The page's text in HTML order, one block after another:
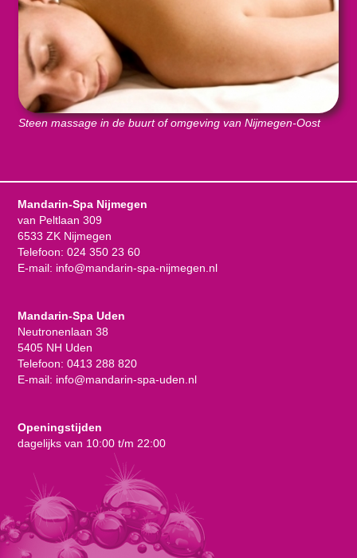
Steen massage in de buurt of omgeving van Nijmegen-Oost
Mandarin-Spa Nijmegen
van Peltlaan 309
6533 ZK Nijmegen
Telefoon: 024 350 23 60
E-mail: info@mandarin-spa-nijmegen.nl
Mandarin-Spa Uden
Neutronenlaan 38
5405 NH Uden
Telefoon: 0413 288 820
E-mail: info@mandarin-spa-uden.nl
Openingstijden
dagelijks van 10:00 t/m 22:00